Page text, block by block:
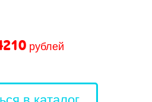
рублей